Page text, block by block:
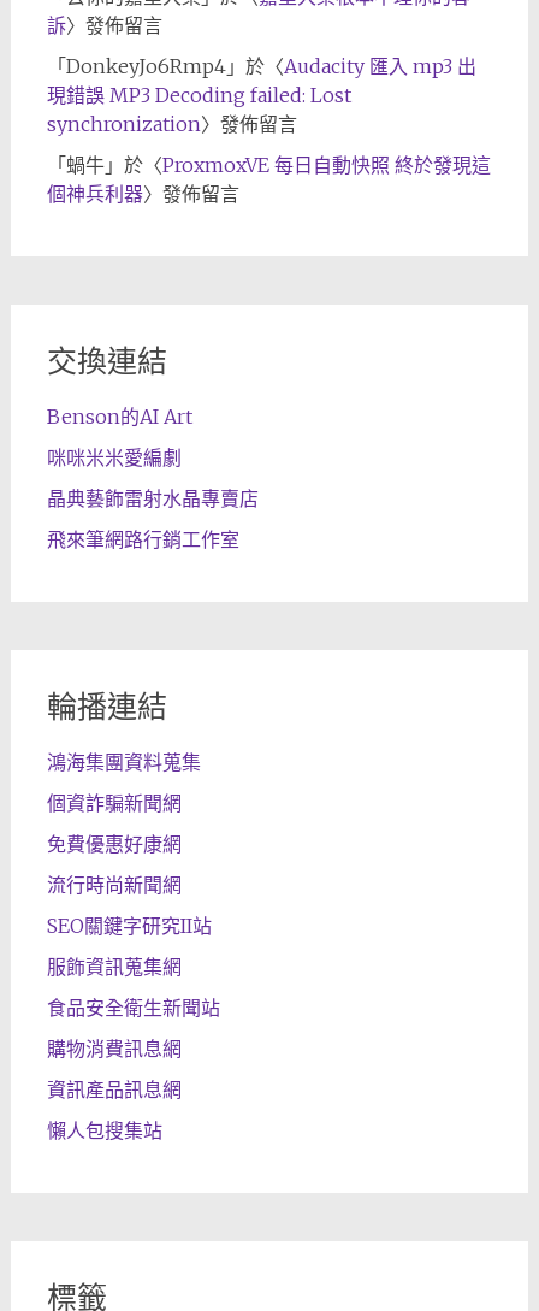
訴〉發佈留言
「 DonkeyJo6Rmp4」於〈Audacity 匯入 mp3 出
現錯誤 MP3 Decoding failed: Lost
synchronization〉發佈留言
「 蝸牛」於〈ProxmoxVE 每日自動快照 終於發現這
個神兵利器〉發佈留言
交換連結
Benson的AI Art
咪咪米米愛編劇
晶典藝飾雷射水晶專賣店
飛來筆網路行銷工作室
輪播連結
鴻海集團資料蒐集
個資詐騙新聞網
免費優惠好康網
流行時尚新聞網
SEO關鍵字研究II站
服飾資訊蒐集網
食品安全衛生新聞站
購物消費訊息網
資訊產品訊息網
懶人包搜集站
標籤